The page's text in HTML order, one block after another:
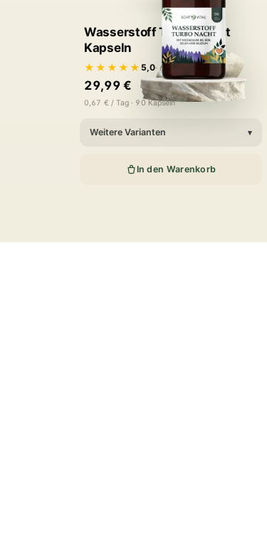
Wasserstoff Turbo Nacht
Kapseln
★★★★★ 5,0· 6 Bewertungen
29,99 €
0,67 € / Tag · 90 Kapseln
Weitere Varianten ▾
In den Warenkorb